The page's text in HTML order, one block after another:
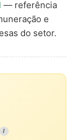
— referência
e
do setor.
I